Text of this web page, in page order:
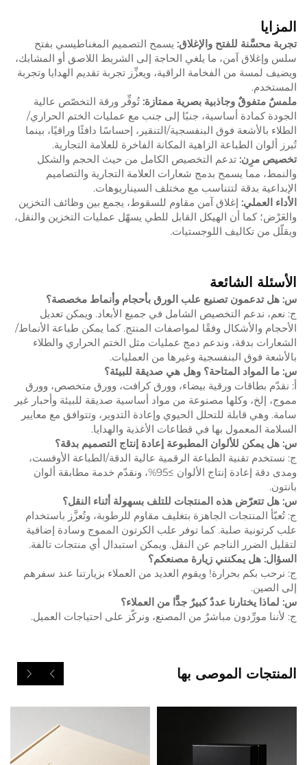
المزايا
تجربة محسَّنة للفتح والإغلاق: يسمح التصميم المغناطيسي بفتح
سلس وإغلاق آمن، ما يلغي الحاجة إلى الشريط اللاصق أو المشابك،
ويضيف لمسة من الفخامة الراقية، ويعزِّز تجربة تقديم الهدايا وتجربة
المستخدم.
ملمسٌ متفوقٌ وجاذبية بصرية ممتازة: تُوفِّر ورقة التخصّص عالية
الجودة كمادة أساسية، جنبًا إلى جنب مع عمليات الختم الحراري/
الطلاء بالأشعة فوق البنفسجية/التنقير، إحساسًا دافئًا وراقيًا، بينما
تُبرز ألوان الطباعة الزاهية المكانة الفاخرة للعلامة التجارية.
تخصيص مرِن: تدعم التخصيص الكامل من حيث الحجم والشكل
والنمط، مما يسمح بدمج شعارات العلامة التجارية والتصاميم
الإبداعية بدقة لتتناسب مع مختلف السيناريوهات.
الأداء العملي: إغلاق آمن مقاوم للسقوط، يجمع بين وظائف التخزين
والعَرْض؛ كما أن الهيكل القابل للطي يسهّل عمليات التخزين والنقل،
ويقلّل من تكاليف اللوجستيات.
الأسئلة الشائعة
س: هل تدعمون تصنيع علب الورق بأحجام وأنماط مخصصة؟
ج: نعم، ندعم التخصيص الشامل في جميع الأبعاد. ويمكن تعديل
الأحجام والأشكال وفقًا لمواصفات المنتج. كما يمكن طباعة الأنماط/
الشعارات بدقة، وندعم دمج عمليات مثل الختم الحراري والطلاء
بالأشعة فوق البنفسجية وغيرها من العمليات.
س: ما المواد المتاحة؟ وهل هي صديقة للبيئة؟
أ: نقدّم بطاقات ورقية بيضاء، وورق كرافت، وورق متخصص، وورق
مموج، إلخ، وكلها مصنوعة من مواد أساسية صديقة للبيئة وأحبار غير
سامة. وهي قابلة للتحلل الحيوي وإعادة التدوير، وتتوافق مع معايير
السلامة المعمول بها في قطاعات الأغذية والهدايا.
س: هل يمكن للألوان المطبوعة إعادة إنتاج التصميم بدقة؟
ج: نستخدم تقنية الطباعة الرقمية عالية الدقة/الطباعة الأوفست،
ومدى دقة إعادة إنتاج الألوان ≥95%، ونقدّم خدمة مطابقة ألوان
بانتون.
س: هل تتعرّض هذه المنتجات للتلف بسهولة أثناء النقل؟
ج: تُعبّأ المنتجات الجاهزة بتغليف مقاوم للرطوبة، وتُعزَّز باستخدام
علب كرتونية صلبة. كما توفر علب الكرتون المموج وسادة إضافية
لتقليل الضرر الناجم عن النقل. ويمكن استبدال أي منتجات تالفة.
السؤال: هل يمكنني زيارة مصنعكم؟
ج: نرحب بكم بحرارة! ويقوم العديد من العملاء بزيارتنا عند سفرهم
إلى الصين.
س: لماذا يختارنا عددٌ كبيرٌ جدًّا من العملاء؟
ج: لأننا مورِّدون مباشرٌ من المصنع، ونركّز على احتياجات العميل.
المنتجات الموصى بها